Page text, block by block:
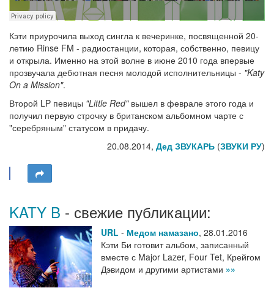
Кэти приурочила выход сингла к вечеринке, посвященной 20-
летию Rinse FM - радиостанции, которая, собственно, певицу
и открыла. Именно на этой волне в июне 2010 года впервые
прозвучала дебютная песня молодой исполнительницы - "Katy
On a Mission".
Второй LP певицы "Little Red"вышел в феврале этого года и
получил первую строчку в британском альбомном чарте с
"серебряным" статусом в придачу.
20.08.2014, Дед ЗВУКАРЬ (ЗВУКИ РУ)
KATY B - свежие публикации:
URL - Медом намазано, 28.01.2016
Кэти Би готовит альбом, записанный
вместе с Major Lazer, Four Tet, Крейгом
Дэвидом и другими артистами »»